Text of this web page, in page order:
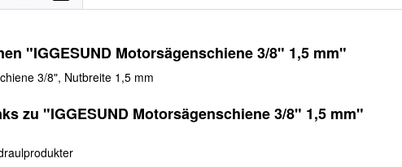
"IGGESUND Motorsägenschiene 3/8" 1,5 mm"
3/8", Nutbreite 1,5 mm
zu "IGGESUND Motorsägenschiene 3/8" 1,5 mm"